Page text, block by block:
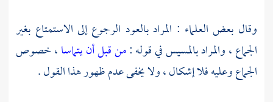
وقال بعض العلماء : المراد بالعود الرجوع إلى الاستمتاع بغير
الجماع ، والمراد بالمسيس في قوله :من قبل أن يتماسا، خصوص
الجماع وعليه فلا إشكال ، ولا يخفى عدم ظهور هذا القول .